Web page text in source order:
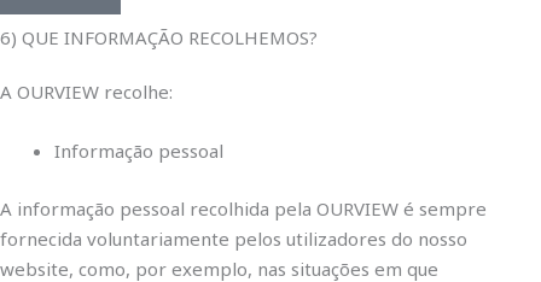
6) QUE INFORMAÇÃO RECOLHEMOS?
A OURVIEW recolhe:
Informação pessoal
A informação pessoal recolhida pela OURVIEW é sempre
fornecida voluntariamente pelos utilizadores do nosso
website, como, por exemplo, nas situações em que